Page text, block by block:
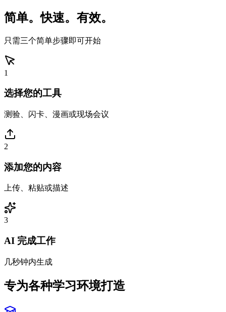
简单。快速。有效。
只需三个简单步骤即可开始
1
选择您的工具
测验、闪卡、漫画或现场会议
2
添加您的内容
上传、粘贴或描述
3
AI 完成工作
几秒钟内生成
专为各种学习环境打造